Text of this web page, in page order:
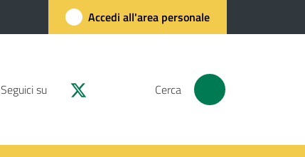
Accedi all'area personale
Seguici su Cerca